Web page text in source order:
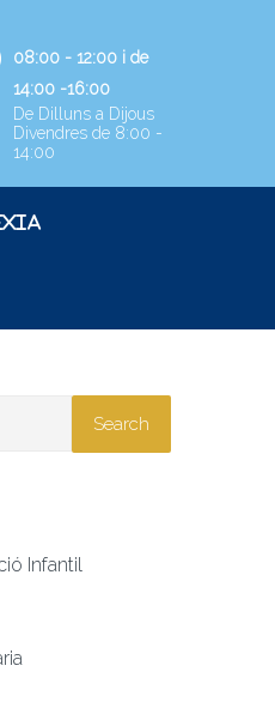
08:00 - 12:00 i de
14:00 -16:00
De Dilluns a Dijous
Divendres de 8:00 -
14:00
Search
Infantil